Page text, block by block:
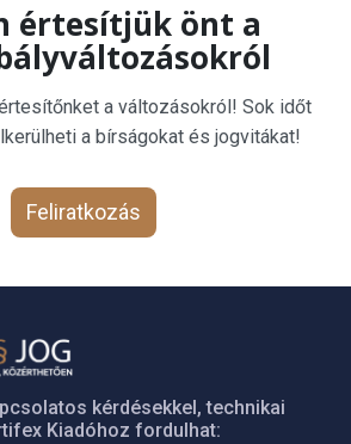
értesítjük önt a
értesítőnket a változásokról! Sok időt
a bírságokat és jogvitákat!
Feliratkozás
kérdésekkel, technikai
Kiadóhoz fordulhat: